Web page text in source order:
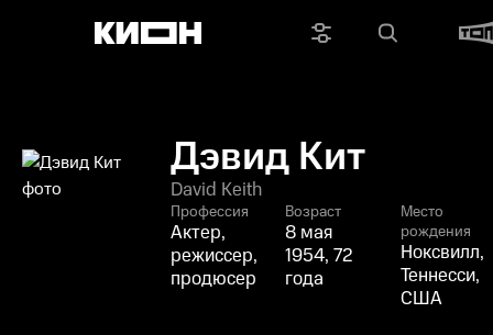
Дэвид Кит
David Keith
Профессия
Актер,
режиссер,
продюсер
Возраст
8 мая
1954, 72
года
Место
рождения
Ноксвилл,
Теннесси,
США